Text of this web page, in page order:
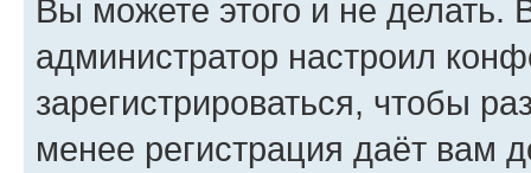
Вы можете этого и не делать.
администратор настроил
зарегистрироваться, чтобы
менее регистрация даёт вам